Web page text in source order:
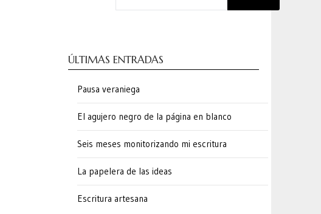
ÚLTIMAS ENTRADAS
Pausa veraniega
El agujero negro de la página en blanco
Seis meses monitorizando mi escritura
La papelera de las ideas
Escritura artesana